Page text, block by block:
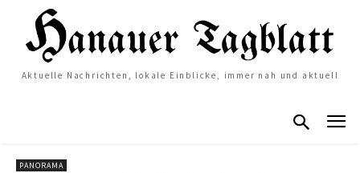
Aktuelle Nachrichten, lokale Einblicke, immer nah und aktuell
PANORAMA